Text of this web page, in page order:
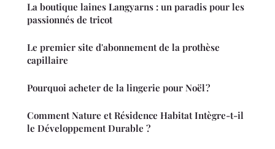
La boutique laines Langyarns : un paradis pour les
passionnés de tricot
Le premier site d'abonnement de la prothèse
capillaire
Pourquoi acheter de la lingerie pour Noël ?
Comment Nature et Résidence Habitat Intègre-t-il
le Développement Durable ?